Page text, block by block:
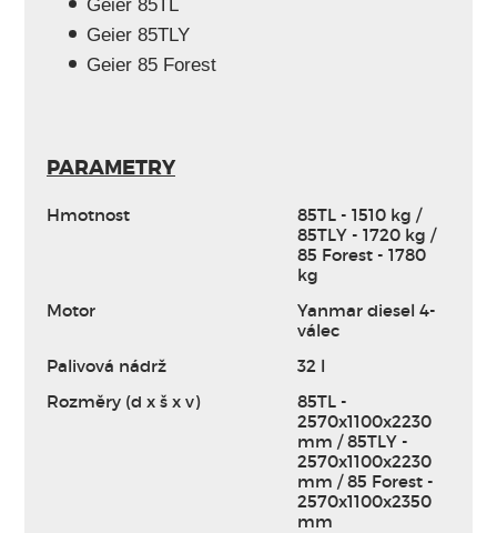
Geier 85TL
Geier 85TLY
Geier 85 Forest
PARAMETRY
Hmotnost
85TL - 1510 kg /
85TLY - 1720 kg /
85 Forest - 1780
kg
Motor
Yanmar diesel 4-
válec
Palivová nádrž
32 l
Rozměry (d x š x v)
85TL -
2570x1100x2230
mm / 85TLY -
2570x1100x2230
mm / 85 Forest -
2570x1100x2350
mm